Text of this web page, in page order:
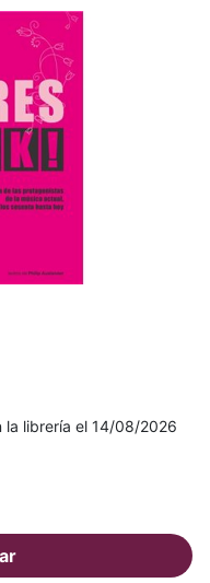
la librería el 14/08/2026